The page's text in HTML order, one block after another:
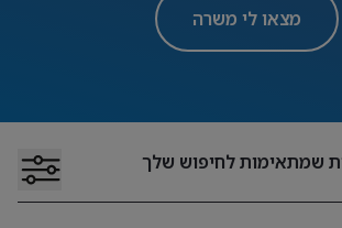
מצאו לי משרה
שמתאימות לחיפוש שלך